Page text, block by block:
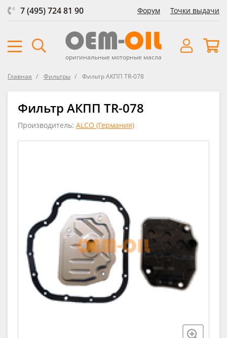
7 (495) 724 81 90 Форум Точки выдачи
оригинальные моторные масла
Главная Фильтры Фильтр АКПП TR-078
Фильтр АКПП TR-078
Производитель: ALCO (Германия)